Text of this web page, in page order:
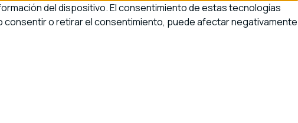
del dispositivo. El consentimiento de estas tecnologías
o retirar el consentimiento, puede afectar negativamente